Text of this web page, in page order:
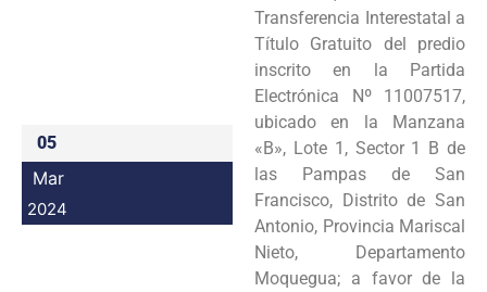
Seguridad
Programas
Intranet
05
Mar
2024
Transferencia Interestatal a
Título Gratuito del predio
inscrito en la Partida
Electrónica Nº 11007517,
ubicado en la Manzana
«B», Lote 1, Sector 1 B de
las Pampas de San
Francisco, Distrito de San
Antonio, Provincia Mariscal
Nieto, Departamento
Moquegua; a favor de la